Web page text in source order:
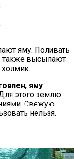
яму. Поливать
также высыпают
яму
этого землю
Свежую
нельзя.